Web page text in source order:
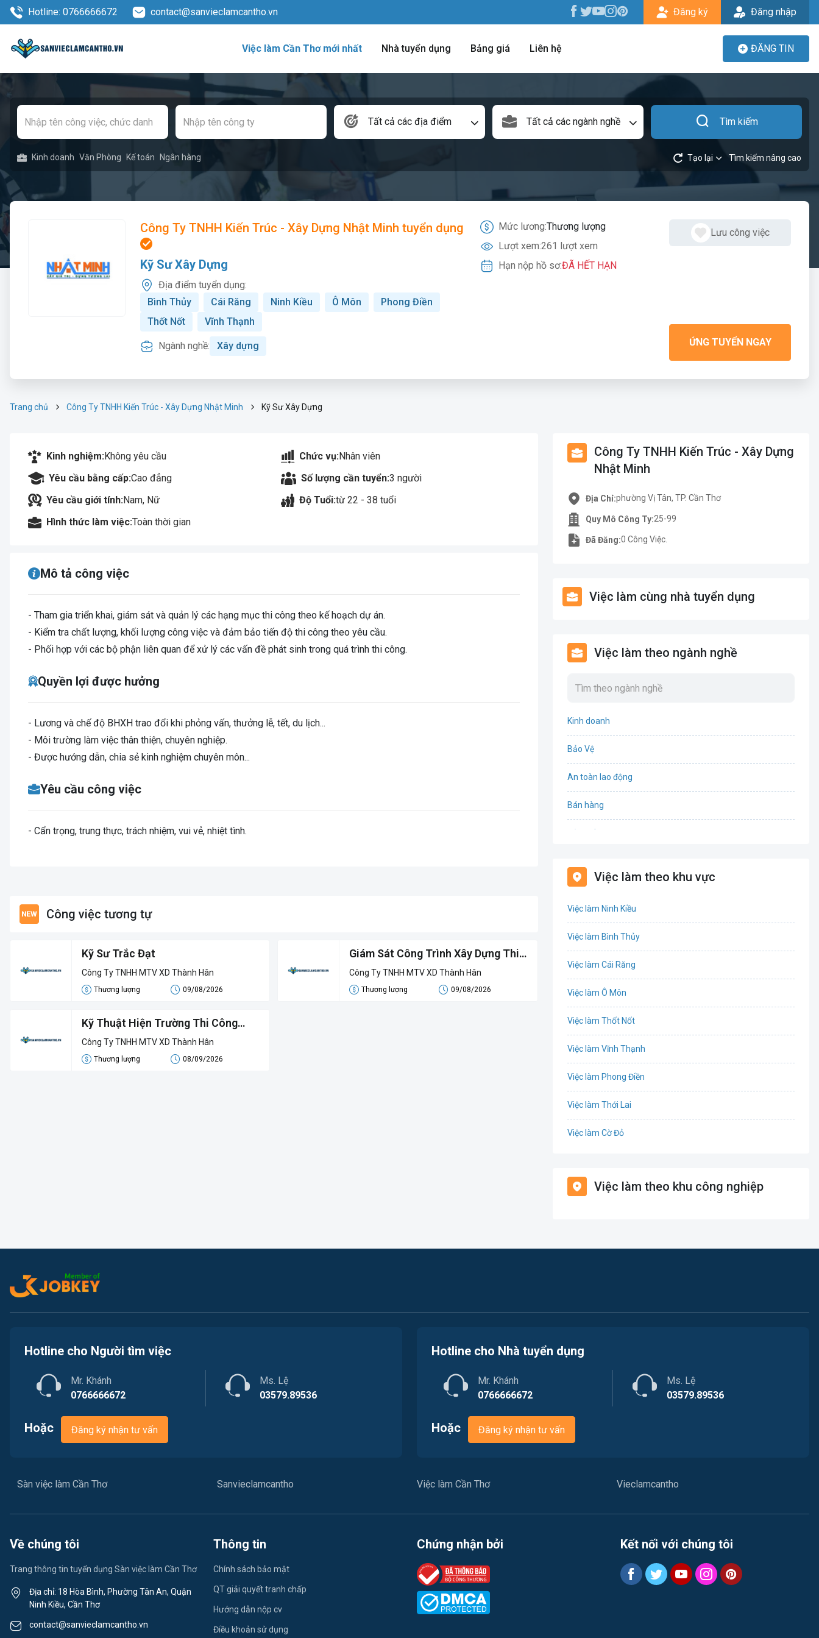
Hotline: 0766666672 contact@sanvieclamcantho.vn Đăng ký Đăng nhập
Việc làm Cần Thơ mới nhất Nhà tuyển dụng Bảng giá Liên hệ ĐĂNG TIN
Tất cả các địa điểm Tất cả các ngành nghề Tìm kiếm
Kinh doanh Văn Phòng Kế toán Ngân hàng Tạo lại Tìm kiếm nâng cao
Công Ty TNHH Kiến Trúc - Xây Dựng Nhật Minh tuyển dụng
Kỹ Sư Xây Dựng
Địa điểm tuyển dụng:
Bình Thủy
Cái Răng Ninh Kiều Ô Môn
Phong Điền
Thốt Nốt
Vĩnh Thạnh
Ngành nghề: Xây dựng
Mức lương:Thương lượng
Lượt xem:261 lượt xem
Hạn nộp hồ sơ:ĐÃ HẾT HẠN
Lưu công việc
ỨNG TUYỂN NGAY
Trang chủ Công Ty TNHH Kiến Trúc - Xây Dựng Nhật Minh Kỹ Sư Xây Dựng
Kinh nghiệm:Không yêu cầu Chức vụ:Nhân viên
Yêu cầu bằng cấp:Cao đẳng Số lượng cần tuyển:3 người
Yêu cầu giới tính:Nam, Nữ Độ Tuổi:từ 22 - 38 tuổi
Hình thức làm việc:Toàn thời gian
Mô tả công việc
- Tham gia triển khai, giám sát và quản lý các hạng mục thi công theo kế hoạch dự án.
- Kiểm tra chất lượng, khối lượng công việc và đảm bảo tiến độ thi công theo yêu cầu.
- Phối hợp với các bộ phận liên quan để xử lý các vấn đề phát sinh trong quá trình thi công.
Quyền lợi được hưởng
- Lương và chế độ BHXH trao đổi khi phỏng vấn, thưởng lễ, tết, du lịch...
- Môi trường làm việc thân thiện, chuyên nghiệp.
- Được hướng dẫn, chia sẻ kinh nghiệm chuyên môn...
Yêu cầu công việc
- Cẩn trọng, trung thực, trách nhiệm, vui vẻ, nhiệt tình.
Công việc tương tự
Kỹ Sư Trắc Đạt
Công Ty TNHH MTV XD Thành Hân
Thương lượng 09/08/2026
Giám Sát Công Trình Xây Dựng Thi
Công Các Tỉnh Miền Tây / Tp HCM
Công Ty TNHH MTV XD Thành Hân
Thương lượng 09/08/2026
Kỹ Thuật Hiện Trường Thi Công
Cầu/ Cống/ Đường
Công Ty TNHH MTV XD Thành Hân
Thương lượng 08/09/2026
Công Ty TNHH Kiến Trúc - Xây Dựng
Nhật Minh
Địa Chỉ:phường Vị Tân, TP. Cần Thơ
Quy Mô Công Ty:25-99
Đã Đăng:0 Công Việc.
Việc làm cùng nhà tuyển dụng
Việc làm theo ngành nghề
Kinh doanh
Bảo Vệ
An toàn lao động
Bán hàng
Biên phiên dịch
Văn Phòng
Nhà hàng / Khách sạn
Sản xuất / Vận hành sản xuất
Việc làm theo khu vực
Việc làm Ninh Kiều
Việc làm Bình Thủy
Việc làm Cái Răng
Việc làm Ô Môn
Việc làm Thốt Nốt
Việc làm Vĩnh Thạnh
Việc làm Phong Điền
Việc làm Thới Lai
Việc làm Cờ Đỏ
Việc làm Cái Khế
Việc làm Phước Thới
Việc làm Thới Long
Việc làm Thuận Hưng
Việc làm Long Phú 1
Việc làm theo khu công nghiệp
Hotline cho Người tìm việc
Mr. Khánh
0766666672
Ms. Lệ
03579.89536
Hoặc Đăng ký nhận tư vấn
Hotline cho Nhà tuyển dụng
Mr. Khánh
0766666672
Ms. Lệ
03579.89536
Hoặc Đăng ký nhận tư vấn
Sàn việc làm Cần Thơ Sanvieclamcantho Việc làm Cần Thơ Vieclamcantho
Về chúng tôi
Trang thông tin tuyển dụng Sàn việc làm Cần Thơ
Địa chỉ: 18 Hòa Bình, Phường Tân An, Quận
Ninh Kiều, Cần Thơ
contact@sanvieclamcantho.vn
Thông tin
Chính sách bảo mật
QT giải quyết tranh chấp
Hướng dẫn nộp cv
Điều khoản sử dụng
Chứng nhận bởi Kết nối với chúng tôi